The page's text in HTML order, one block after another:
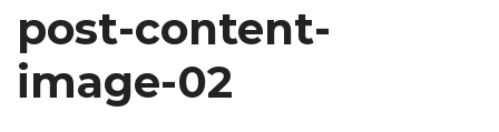
post-content-
image-02